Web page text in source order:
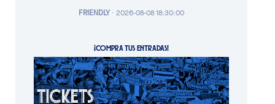
FRIENDLY· 2026-08-08 18:30:00
¡COMPRA TUS ENTRADAS!